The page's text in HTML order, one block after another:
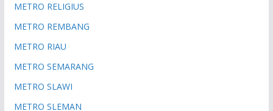
METRO RELIGIUS
METRO REMBANG
METRO RIAU
METRO SEMARANG
METRO SLAWI
METRO SLEMAN